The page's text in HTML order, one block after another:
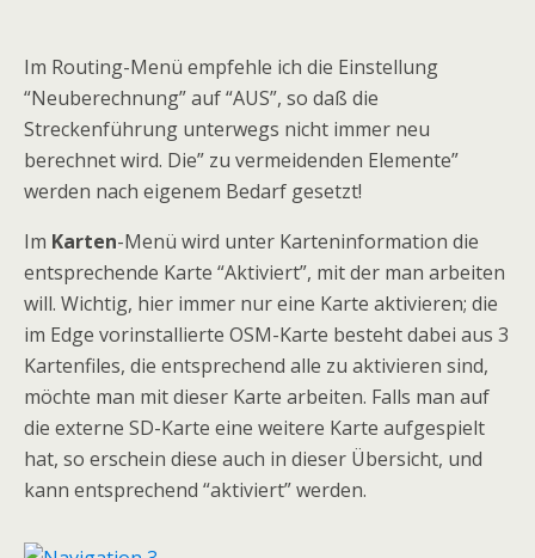
Im Routing-Menü empfehle ich die Einstellung
“Neuberechnung” auf “AUS”, so daß die
Streckenführung unterwegs nicht immer neu
berechnet wird. Die” zu vermeidenden Elemente”
werden nach eigenem Bedarf gesetzt!
Im Karten-Menü wird unter Karteninformation die
entsprechende Karte “Aktiviert”, mit der man arbeiten
will. Wichtig, hier immer nur eine Karte aktivieren; die
im Edge vorinstallierte OSM-Karte besteht dabei aus 3
Kartenfiles, die entsprechend alle zu aktivieren sind,
möchte man mit dieser Karte arbeiten. Falls man auf
die externe SD-Karte eine weitere Karte aufgespielt
hat, so erschein diese auch in dieser Übersicht, und
kann entsprechend “aktiviert” werden.